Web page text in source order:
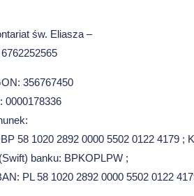
św. Eliasza –
356767450
0000178336
58 1020 2892 0000 5502 0122 4179 ;
banku: BPKOPLPW ;
PL 58 1020 2892 0000 5502 0122